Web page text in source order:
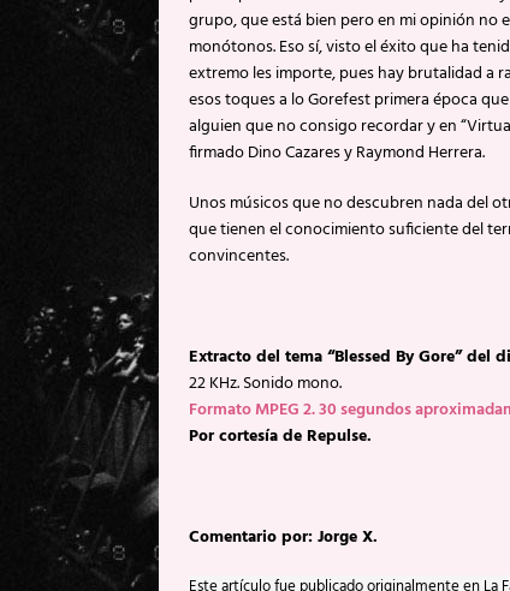
grupo, que está bien pero en mi opinión no
monótonos. Eso sí, visto el éxito que ha
extremo les importe, pues hay brutalidad a
esos toques a lo Gorefest primera época
alguien que no consigo recordar y en
firmado Dino Cazares y Raymond Herrera.
Unos músicos que no descubren nada del
que tienen el conocimiento suficiente del
convincentes.
Extracto del tema “Blessed By Gore” del
22 KHz. Sonido mono.
Formato MPEG 2. 30 segundos
Por cortesía de Repulse.
Comentario por: Jorge X.